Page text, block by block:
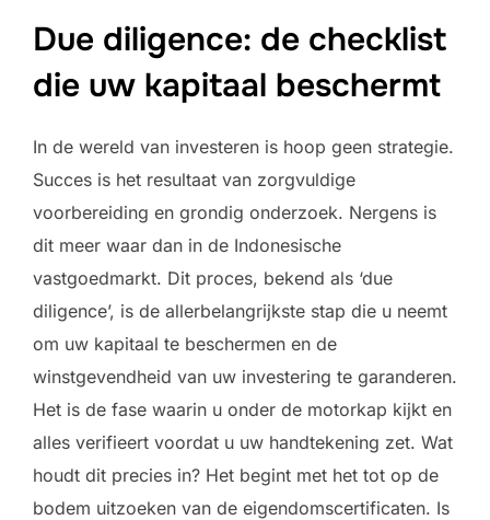
Due diligence: de checklist
die uw kapitaal beschermt
In de wereld van investeren is hoop geen strategie.
Succes is het resultaat van zorgvuldige
voorbereiding en grondig onderzoek. Nergens is
dit meer waar dan in de Indonesische
vastgoedmarkt. Dit proces, bekend als ‘due
diligence’, is de allerbelangrijkste stap die u neemt
om uw kapitaal te beschermen en de
winstgevendheid van uw investering te garanderen.
Het is de fase waarin u onder de motorkap kijkt en
alles verifieert voordat u uw handtekening zet. Wat
houdt dit precies in? Het begint met het tot op de
bodem uitzoeken van de eigendomscertificaten. Is